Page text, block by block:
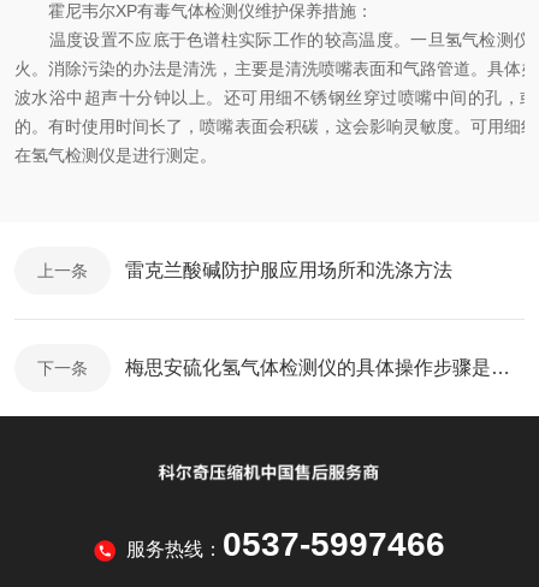
霍尼韦尔XP有毒气体检测仪维护保养措施：
温度设置不应底于色谱柱实际工作的较高温度。一旦氢气检测仪
火。消除污染的办法是清洗，主要是清洗喷嘴表面和气路管道。具体
波水浴中超声十分钟以上。还可用细不锈钢丝穿过喷嘴中间的孔，
的。有时使用时间长了，喷嘴表面会积碳，这会影响灵敏度。可用细
在氢气检测仪是进行测定。
上一条 雷克兰酸碱防护服应用场所和洗涤方法
下一条 梅思安硫化氢气体检测仪的具体操作步骤是怎样的
服务热线： 0537-5997466